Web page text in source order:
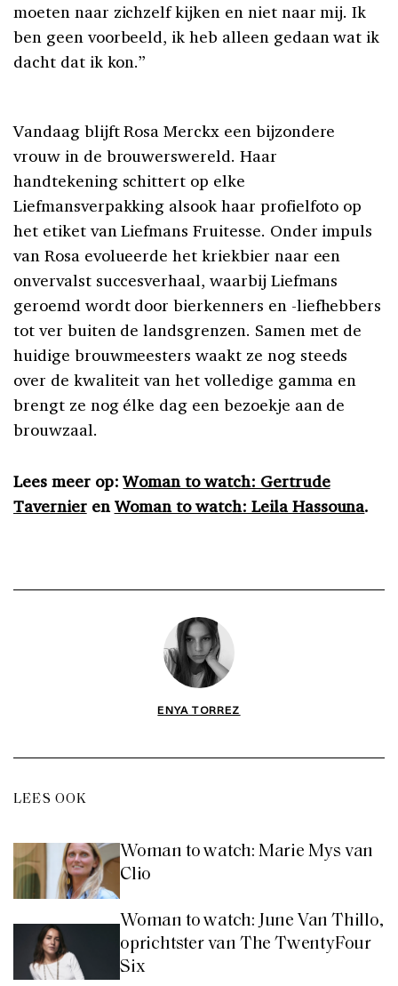
moeten naar zichzelf kijken en niet naar mij. Ik
ben geen voorbeeld, ik heb alleen gedaan wat ik
dacht dat ik kon.”
Vandaag blijft Rosa Merckx een bijzondere
vrouw in de brouwerswereld. Haar
handtekening schittert op elke
Liefmansverpakking alsook haar profielfoto op
het etiket van Liefmans Fruitesse. Onder impuls
van Rosa evolueerde het kriekbier naar een
onvervalst succesverhaal, waarbij Liefmans
geroemd wordt door bierkenners en -liefhebbers
tot ver buiten de landsgrenzen. Samen met de
huidige brouwmeesters waakt ze nog steeds
over de kwaliteit van het volledige gamma en
brengt ze nog élke dag een bezoekje aan de
brouwzaal.
Lees meer op:Woman to watch: Gertrude
TavernierenWoman to watch: Leila Hassouna.
ENYA TORREZ
LEES OOK
Woman to watch: Marie Mys van
Clio
Woman to watch: June Van Thillo,
oprichtster van The TwentyFour
Six